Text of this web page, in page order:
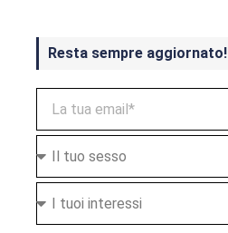
Resta sempre aggiornato!